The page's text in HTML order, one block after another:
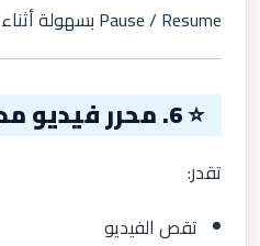
Pause / Resume بسهولة أثناء التسجيل
⭐ 6. محرر فيديو مدمج
تقدر:
تقص الفيديو